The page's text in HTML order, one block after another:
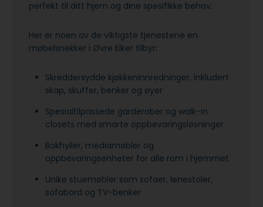
perfekt til ditt hjem og dine spesifikke behov.
Her er noen av de viktigste tjenestene en
møbelsnekker i Øvre Eiker tilbyr:
Skreddersydde kjøkkeninnredninger, inkludert
skap, skuffer, benker og øyer
Spesialtilpassede garderober og walk-in
closets med smarte oppbevaringsløsninger
Bokhyller, mediamøbler og
oppbevaringsenheter for alle rom i hjemmet
Unike stuemøbler som sofaer, lenestoler,
sofabord og TV-benker